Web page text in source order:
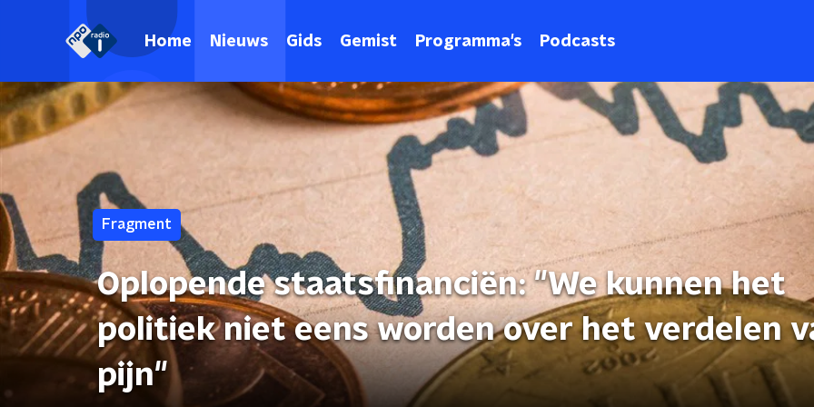
Home Nieuws Gids Gemist Programma's Podcasts
Fragment
Oplopende staatsfinanciën: "We kunnen het
politiek niet eens worden over het verdelen
pijn"